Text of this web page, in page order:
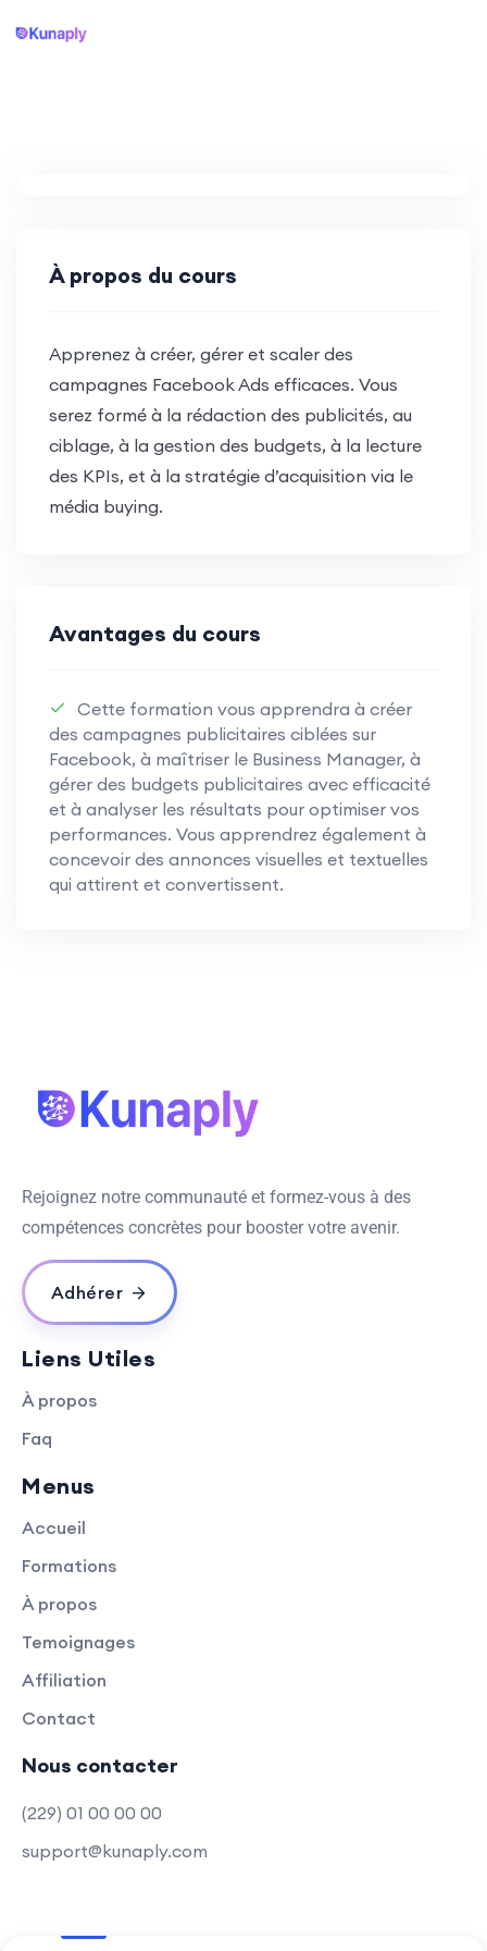
À propos du cours
Apprenez à créer, gérer et scaler des
campagnes Facebook Ads efficaces. Vous
serez formé à la rédaction des publicités, au
ciblage, à la gestion des budgets, à la lecture
des KPIs, et à la stratégie d’acquisition via le
média buying.
Avantages du cours
Cette formation vous apprendra à créer
des campagnes publicitaires ciblées sur
Facebook, à maîtriser le Business Manager, à
gérer des budgets publicitaires avec efficacité
et à analyser les résultats pour optimiser vos
performances. Vous apprendrez également à
concevoir des annonces visuelles et textuelles
qui attirent et convertissent.
Rejoignez notre communauté et formez-vous à des
compétences concrètes pour booster votre avenir.
Adhérer
Liens Utiles
À propos
Faq
Menus
Accueil
Formations
À propos
Temoignages
Affiliation
Contact
Nous contacter
(229) 01 00 00 00
support@kunaply.com